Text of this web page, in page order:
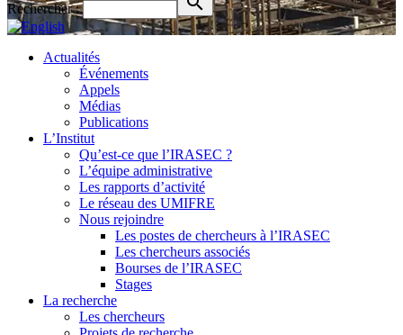
Rechercher :
Actualités
Événements
Appels
Médias
Publications
L’Institut
Qu’est-ce que l’IRASEC ?
L’équipe administrative
Les rapports d’activité
Le réseau des UMIFRE
Nous rejoindre
Les postes de chercheurs à l’IRASEC
Les chercheurs associés
Bourses de l’IRASEC
Stages
La recherche
Les chercheurs